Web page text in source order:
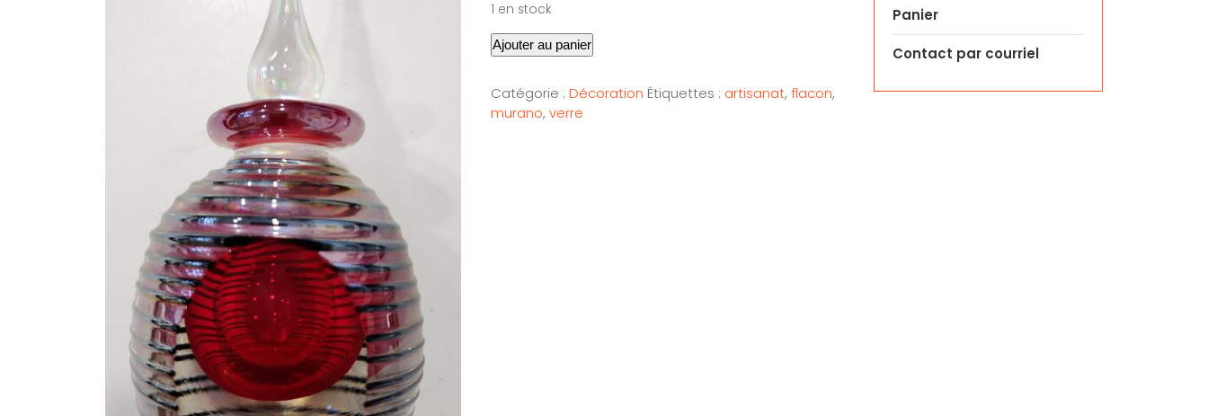
1 en stock
Ajouter au panier
Catégorie : Décoration Étiquettes : artisanat, flacon,
murano, verre
Panier
Contact par courriel